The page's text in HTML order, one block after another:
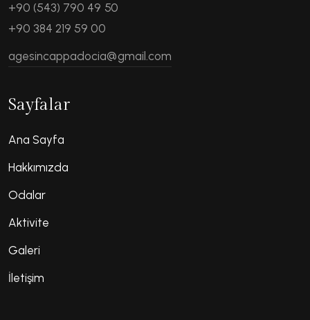
+90 (543) 790 49 50
+90 384 219 59 00
agesincappadocia@gmail.com
Sayfalar
Ana Sayfa
Hakkımızda
Odalar
Aktivite
Galeri
İletişim